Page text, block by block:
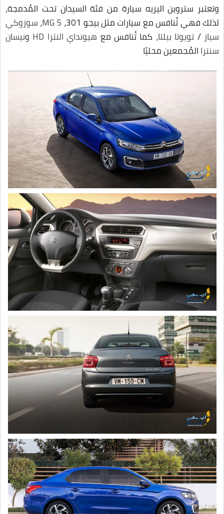
وتعتبر ستروين اليزيه سيارة من فئة السيدان تحت المُدمجة،
لذلك فهي تُنافس مع سيارات مثل بيجو 301،
MG 5،سوزوكي
سياز / تويوتا بيلتا، كما تُنافس مع هيونداي النترا HD ونيسان
سنتراالمُجمعين محليًا